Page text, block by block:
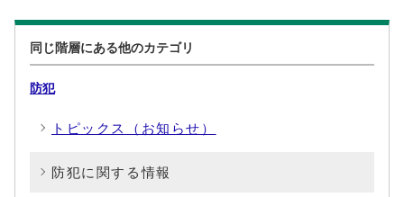
同じ階層にある他のカテゴリ
防犯
トピックス（お知らせ）
防犯に関する情報